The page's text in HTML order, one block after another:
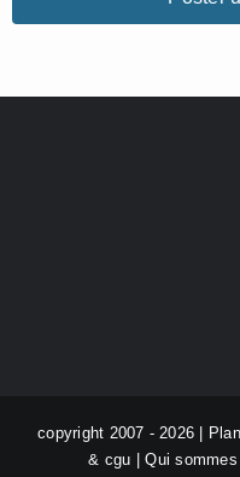
copyright 2007 - 2026 |
& cgu |Qui